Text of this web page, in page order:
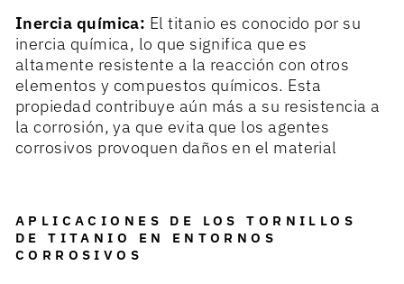
Inercia química: El titanio es conocido por su
inercia química, lo que significa que es
altamente resistente a la reacción con otros
elementos y compuestos químicos. Esta
propiedad contribuye aún más a su resistencia a
la corrosión, ya que evita que los agentes
corrosivos provoquen daños en el material
APLICACIONES DE LOS TORNILLOS
DE TITANIO EN ENTORNOS
CORROSIVOS